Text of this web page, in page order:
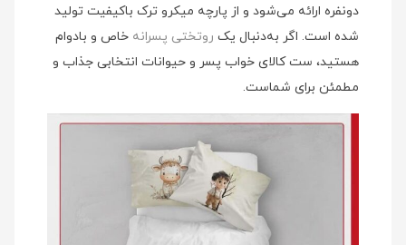
دونفره ارائه می‌شود و از پارچه میکرو ترک باکیفیت تولید
شده است. اگر به‌دنبال یک روتختی پسرانه خاص و بادوام
هستید، ست کالای خواب پسر و حیوانات انتخابی جذاب و
مطمئن برای شماست.